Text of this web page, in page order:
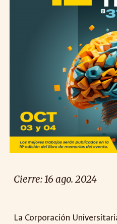
Cierre:16 ago. 2024
La Corporación